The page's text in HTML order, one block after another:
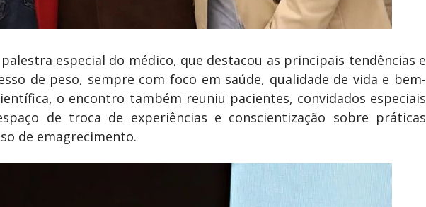
especial do médico, que destacou as principais tendências e
de peso, sempre com foco em saúde, qualidade de vida e bem-
o encontro também reuniu pacientes, convidados especiais
de troca de experiências e conscientização sobre práticas
de emagrecimento.